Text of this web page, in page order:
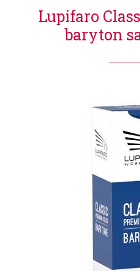
Lupifaro
baryton